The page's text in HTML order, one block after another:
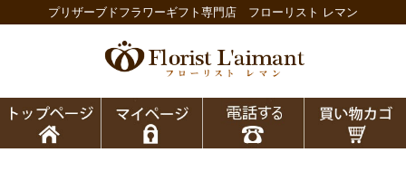
プリザーブドフラワーギフト専門店 フローリスト レマン